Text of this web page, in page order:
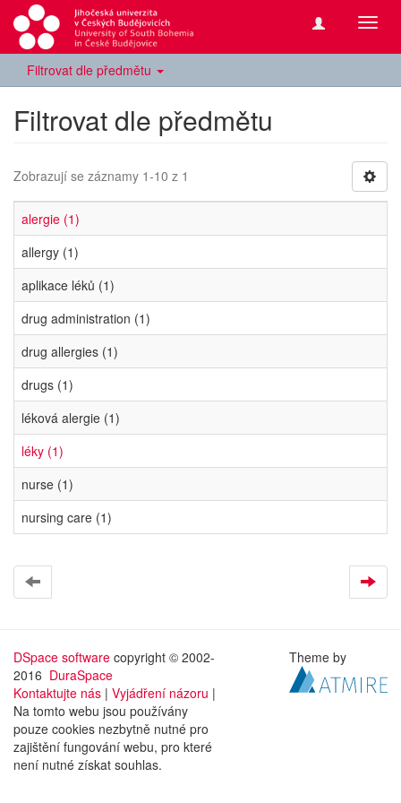
Filtrovat dle předmětu
Filtrovat dle předmětu
Zobrazují se záznamy 1-10 z 1
alergie (1)
allergy (1)
aplikace léků (1)
drug administration (1)
drug allergies (1)
drugs (1)
léková alergie (1)
léky (1)
nurse (1)
nursing care (1)
DSpace software copyright © 2002-
2016 DuraSpace
Kontaktujte nás | Vyjádření názoru |
Na tomto webu jsou používány
pouze cookies nezbytně nutné pro
zajištění fungování webu, pro které
není nutné získat souhlas.
Theme by